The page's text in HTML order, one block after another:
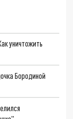
уничтожить
Бородиной